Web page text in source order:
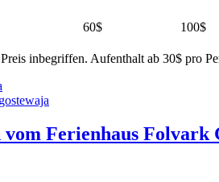
60$ 100$
inbegriffen. Aufenthalt ab 30$ pro
Ferienhaus Folvark